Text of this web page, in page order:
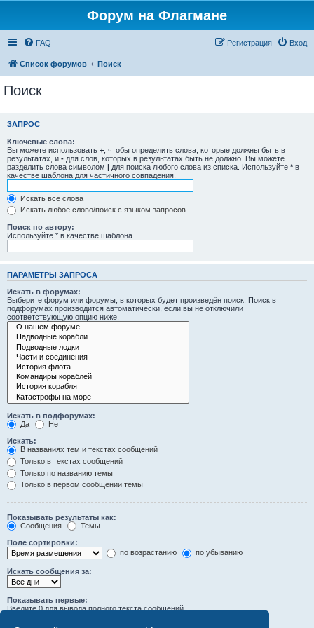
Форум на Флагмане
FAQ Вход
Регистрация
Список форумов Поиск
Поиск
ЗАПРОС
Ключевые слова:
Вы можете использовать + , чтобы определить слова, которые должны быть в
результатах, и - для слов, которых в результатах быть не должно. Вы можете
разделить слова символом | для поиска любого слова из списка. Используйте * в
качестве шаблона для частичного совпадения.
Искать все слова
Искать любое слово/поиск с языком запросов
Поиск по автору:
Используйте * в качестве шаблона.
ПАРАМЕТРЫ ЗАПРОСА
Искать в форумах:
Выберите форум или форумы, в которых будет произведён поиск. Поиск в
подфорумах производится автоматически, если вы не отключили
соответствующую опцию ниже.
Искать в подфорумах:
Да
Нет
Искать:
В названиях тем и текстах сообщений
Только в текстах сообщений
Только по названию темы
Только в первом сообщении темы
Показывать результаты как:
Сообщения
Темы
Поле сортировки:
по возрастанию
по убыванию
Искать сообщения за:
Показывать первые:
Введите 0 для вывода полного текста сообщений.